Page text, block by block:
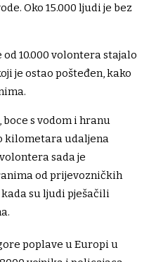
Oko 15.000 ljudi je bez
10.000 volontera stajalo
je ostao pošteđen, kako
s vodom i hranu
kilometara udaljena
sada je
od prijevozničkih
su ljudi pješačili
poplave u Europi u